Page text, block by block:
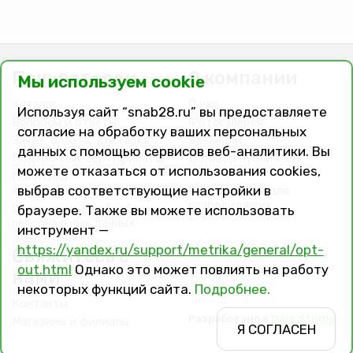
Покупателям
Каталог
Вопросы и ответы
Заказ, оплата, доставка
Подарочные сертификаты
Политика
конфиденциальности
Соглашение на обработку
О компании
О нас
Фотогалерея
Вакансии
Договор публичной
оферты
Версия сайта для
слабовидящих
Свяжитесь с
нами
Мы используем cookie
Используя сайт “snab28.ru” вы предоставляете
согласие на обработку ваших персональных
данных с помощью сервисов веб-аналитики. Вы
можете отказаться от использования cookies,
выбрав соответствующие настройки в
браузере. Также вы можете использовать
инструмент —
https://yandex.ru/support/metrika/general/opt-
out.html Однако это может повлиять на работу
некоторых функций сайта. Подробнее.
Я СОГЛАСЕН